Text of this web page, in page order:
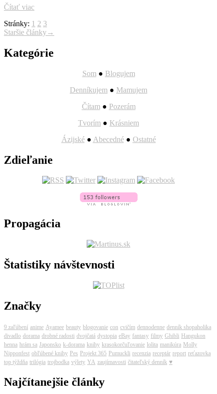
Čítať viac
Stránky: 1 2 3
Navigácia
Staršie články→
Kategórie
Som ● Blogujem
Denníkujem ● Mamujem
Čítam ● Pozerám
Tvorím ● Krásniem
Ázijské● Abecedné● Ostatné
Zdieľanie
Propagácia
Štatistiky návštevnosti
Značky
9 zaľúbení anime Ayamee beauty blogovanie con cvičím dennodenne denník shopaholika
divadlo dorama drobné radosti dvojčatá dystopia eBay fantasy filmy Ghibli Hangukon
henna hrám sa Japonsko k-dorama knihy krasokorčuľovanie lolita manikúra Molly
Nipponfest obľúbené knihy Pes Projekt 365 Pumuckli recenzia receptár report reťazovka
top týždňa trilógia trojbodka výlety YA zaujímavosti čitateľský denník ♥
Najčítanejšie články